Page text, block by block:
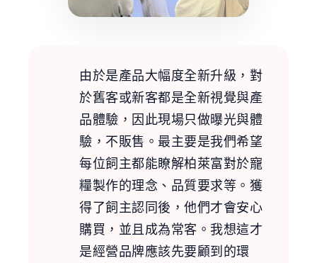
由於是產品大幅度全新升級，對
於舊客或新客都是全新視覺與產
品體驗，因此現場只做曝光與體
驗，不販售。最主要是我們希望
每位飼主都能瞭解柏萊富對於寵
糧製作的理念、品質要求等。獲
得了飼主認同後，他們才會安心
購買，並且成為常客。我想這才
是經營品牌應該先要顧到的環